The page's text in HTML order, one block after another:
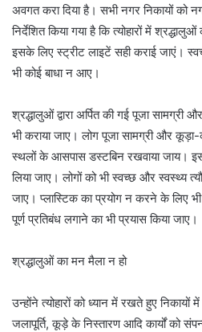
अवगत करा दिया है। सभी नगर निकायों को
निर्देशित किया गया है कि त्योहारों में
इसके लिए स्ट्रीट लाइटें सही कराई जाएं।
भी कोई बाधा न आए।
श्रद्धालुओं द्वारा अर्पित की गई पूजा
भी कराया जाए। लोग पूजा सामग्री और
स्थलों के आसपास डस्टबिन रखवाया जाय।
लिया जाए। लोगों को भी स्वच्छ और स्वस्थ्य
जाए। प्लास्टिक का प्रयोग न करने के लिए
पूर्ण प्रतिबंध लगाने का भी प्रयास किया जाए।
श्रद्धालुओं का मन मैला न हो
उन्होंने त्योहारों को ध्यान में रखते हुए
जलापूर्ति, कूड़े के निस्तारण आदि कार्यों को